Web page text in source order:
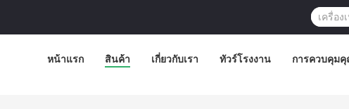
หน้าแรก สินค้า เกี่ยวกับเรา ทัวร์โรงงาน การควบคุม